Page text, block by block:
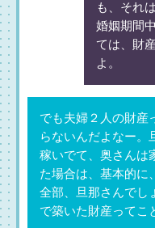
も、それ
婚姻期間
ては、財
よ。
でも夫婦２人の財産
らないんだよなー。
稼いでて、奥さんは
た場合は、基本的に
全部、旦那さんでし
で築いた財産ってこ